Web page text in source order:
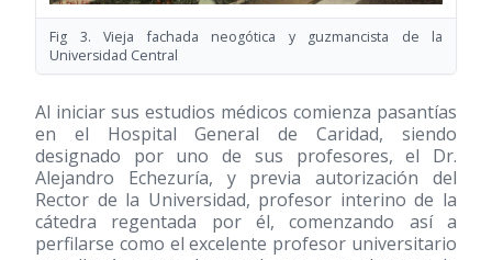
Fig 3. Vieja fachada neogótica y guzmancista de la
Universidad Central
Al iniciar sus estudios médicos comienza pasantías
en el Hospital General de Caridad, siendo
designado por uno de sus profesores, el Dr.
Alejandro Echezuría, y previa autorización del
Rector de la Universidad, profesor interino de la
cátedra regentada por él, comenzando así a
perfilarse como el excelente profesor universitario